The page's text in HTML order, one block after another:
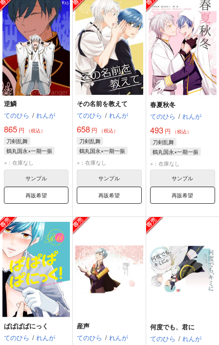
示
示
逆鱗
てのひら / れんが
865 円 （税込）
刀剣乱舞
鶴丸国永×一期一振
鶴丸国永
×：在庫なし
サンプル
再販希望
その名前を教えて
てのひら / れんが
658 円 （税込）
刀剣乱舞
鶴丸国永×一期一振
鶴丸国永
×：在庫なし
サンプル
再販希望
春夏秋冬
てのひら / れんが
493円 （税込）
刀剣乱舞
鶴丸国永×一期一振
鶴丸国永
×：在庫なし
サンプル
再販希望
ぱぱぱぱにっく
てのひら / れんが
産声
てのひら / れんが
何度でも、君に
てのひら / れんが